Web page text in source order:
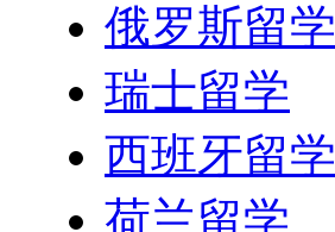
俄罗斯留学
瑞士留学
西班牙留学
荷兰留学